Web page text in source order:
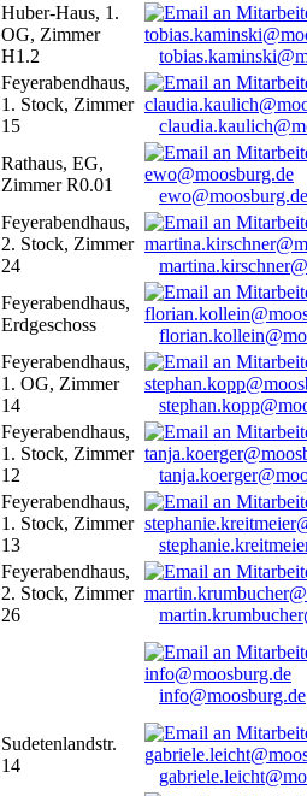
Huber-Haus, 1.
OG, Zimmer
H1.2
Feyerabendhaus,
1. Stock, Zimmer
15
Rathaus, EG,
Zimmer R0.01
ewo@moosburg.de
Feyerabendhaus,
2. Stock, Zimmer
24
Feyerabendhaus,
Erdgeschoss
Feyerabendhaus,
1. OG, Zimmer
14
Feyerabendhaus,
1. Stock, Zimmer
12
Feyerabendhaus,
1. Stock, Zimmer
13
Feyerabendhaus,
2. Stock, Zimmer
26
info@moosburg.de
Sudetenlandstr.
14